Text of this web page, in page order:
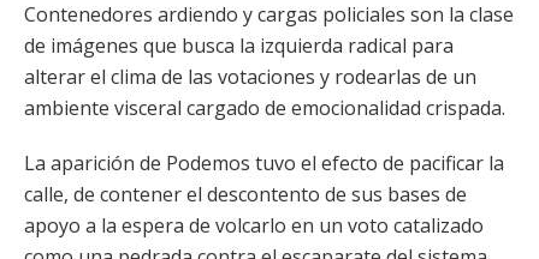
Contenedores ardiendo y cargas policiales son la clase
de imágenes que busca la izquierda radical para
alterar el clima de las votaciones y rodearlas de un
ambiente visceral cargado de emocionalidad crispada.
La aparición de Podemos tuvo el efecto de pacificar la
calle, de contener el descontento de sus bases de
apoyo a la espera de volcarlo en un voto catalizado